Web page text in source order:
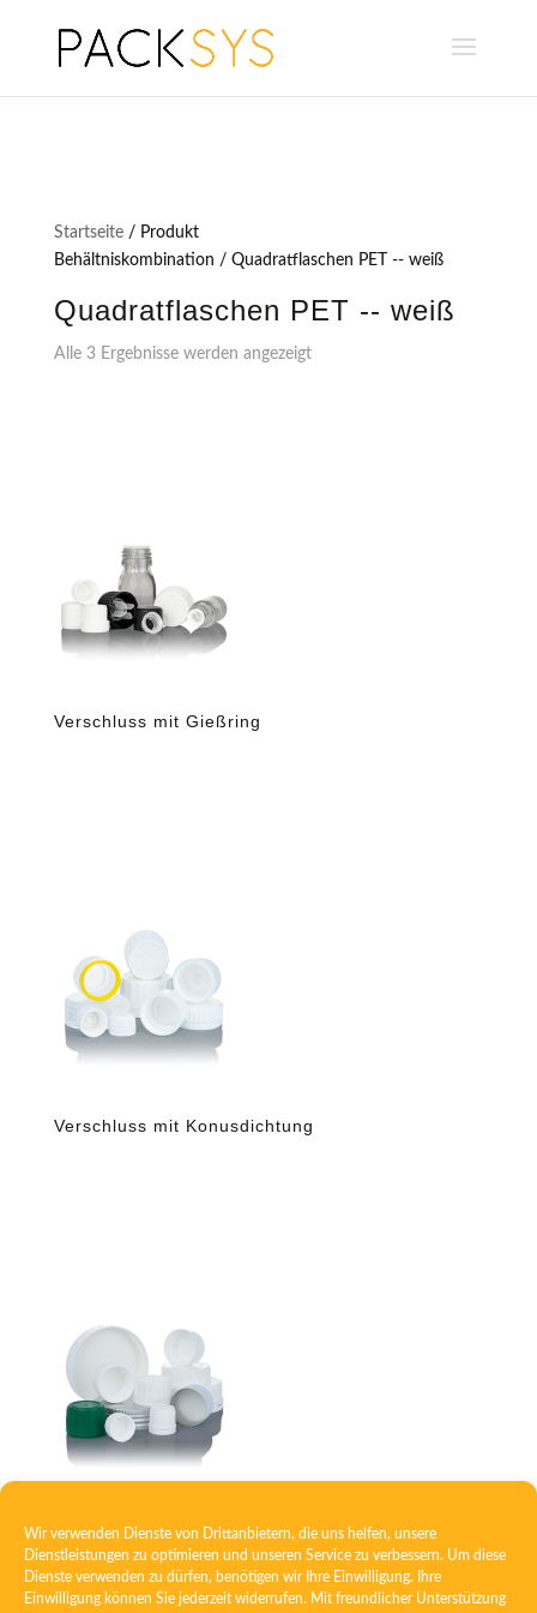
Wir verwenden Dienste von Drittanbietern, die uns helfen, unsere
Dienstleistungen zu optimieren und unseren Service zu verbessern. Um diese
Dienste verwenden zu dürfen, benötigen wir Ihre Einwilligung. Ihre
Einwilligung können Sie jederzeit widerrufen. Mit freundlicher Unterstützung
Startseite/ Produkt
Behältniskombination / Quadratflaschen PET -- weiß
Quadratflaschen PET -- weiß
Alle 3 Ergebnisse werden angezeigt
Verschluss mit Gießring
Verschluss mit Konusdichtung
Verschluss mit Schaumeinlage